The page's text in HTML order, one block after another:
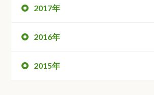
2017年
2016年
2015年